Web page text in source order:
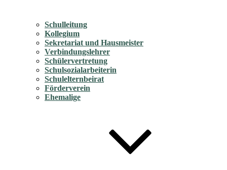
Schulleitung
Kollegium
Sekretariat und Hausmeister
Verbindungslehrer
Schülervertretung
Schulsozialarbeiterin
Schulelternbeirat
Förderverein
Ehemalige